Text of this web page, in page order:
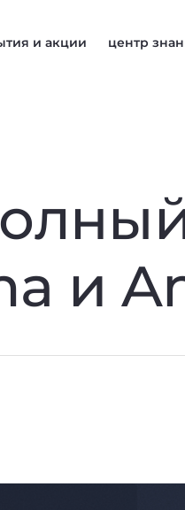
и акции центр
и